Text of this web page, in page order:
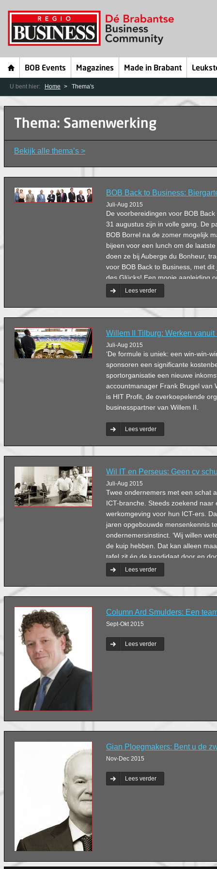
BOB Events Magazines Made in Brabant
U bent hier: Home Thema's
Thema: Samenwerking
Bekijk alle thema’s >
BOB Back to Business:
Juli-Aug 2015
De voorbereidingen voor BOB
31 augustus zijn in volle gang. De
BOB Borrel na de zomer mogelijk
bijeen voor een lunch om de
doen ze bij Auberge du Bonheur,
voor BOB Back to Business, met
des Glücks! Een mooie aanleiding
naar de rol van geluk in hun
Lees verder
Willem II Tilburg: Werken
Juli-Aug 2015
‘De formule is uniek: een win-win-
sponsoren een significante
sportorganisatie een nieuwe
accountmanager Frank Brugel van
is HIT Profit, de overkoepelende
businesspartner van Willem II.
Lees verder
Wil IT en Perseus: Geen cv
Juli-Aug 2015
Twee ondernemers met een schat
ICT-branche. Steeds zoekend naar
werkomgeving voor hun ICT-ers.
jaren opgebouwde mensenkennis
ondernemersinstinct. ‘Wij willen
de kuip hebben. Dat kan alleen
tafel zit én de kandidaat door en
Lees verder
Column Ard Smulders: Een
Sept-Okt 2015
Lees verder
Gian Ploegmakers: Bent u de
Nov-Dec 2015
Lees verder